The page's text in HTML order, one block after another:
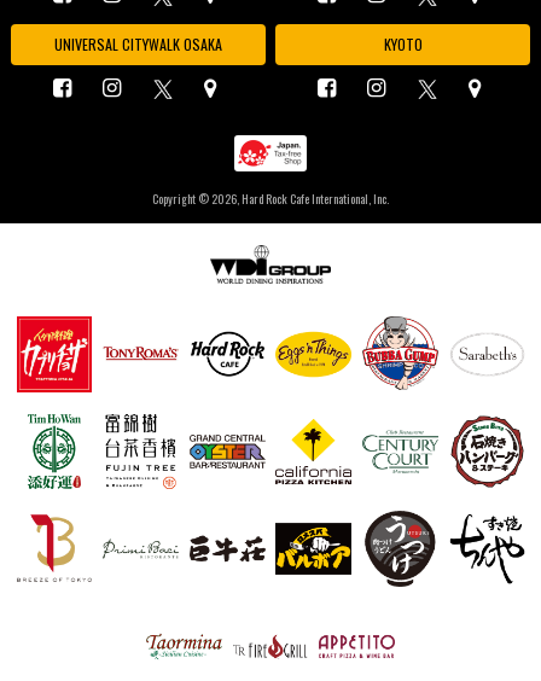
UNIVERSAL CITYWALK OSAKA KYOTO
Copyright © 2026, Hard Rock Cafe International, Inc.